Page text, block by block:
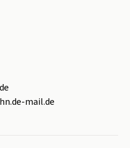
mail.de